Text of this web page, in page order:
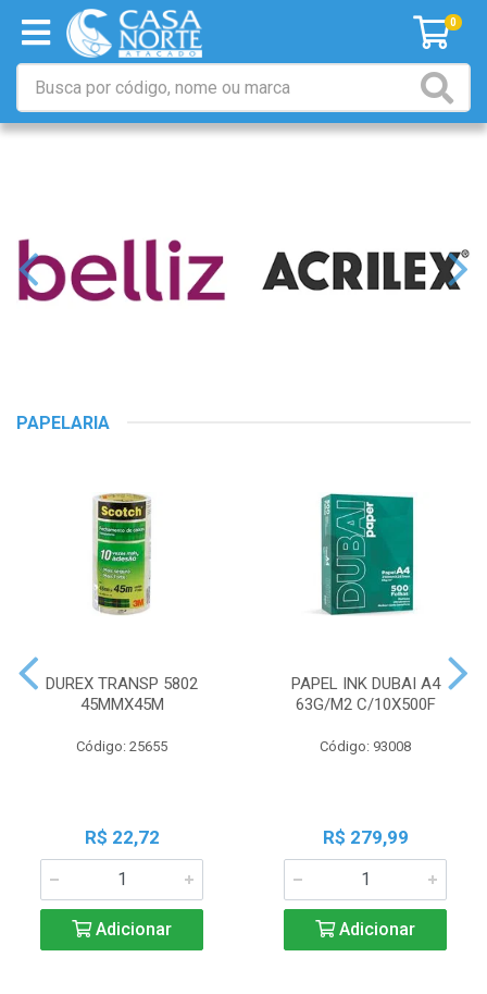
0
PAPELARIA
DUREX TRANSP 5802
45MMX45M
Código: 25655
R$ 22,72
Adicionar
PAPEL INK DUBAI A4
63G/M2 C/10X500F
Código: 93008
R$ 279,99
Adicionar